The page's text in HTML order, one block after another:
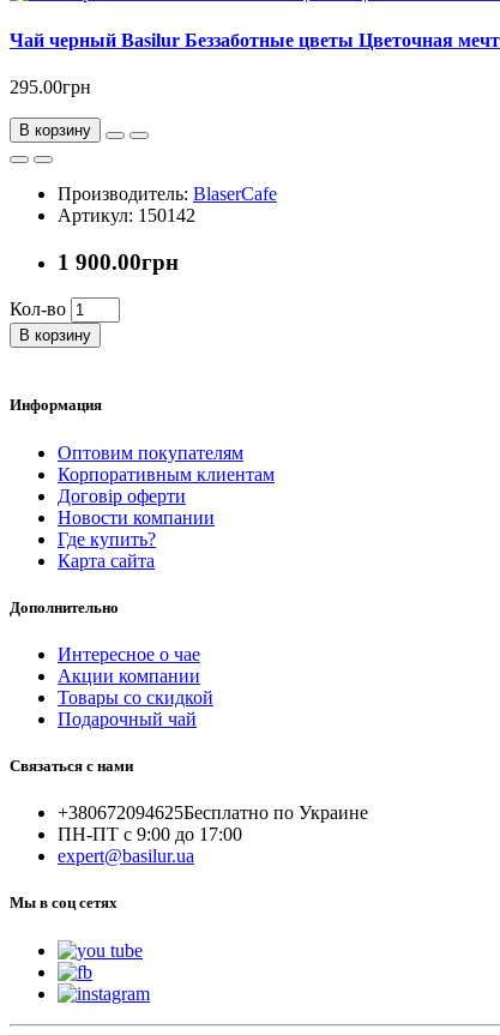
Чай черный Basilur Беззаботные цветы Цветочная
295.00грн
В корзину
Производитель: BlaserCafe
Артикул: 150142
1 900.00грн
Кол-во
В корзину
Информация
Оптовим покупателям
Корпоративным клиентам
Договір оферти
Новости компании
Где купить?
Карта сайта
Дополнительно
Интересное о чае
Акции компании
Товары со скидкой
Подарочный чай
Связаться с нами
+380672094625Бесплатно по Украине
ПН-ПТ с 9:00 до 17:00
expert@basilur.ua
Мы в соц сетях